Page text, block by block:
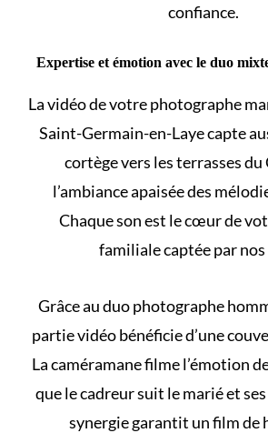
confiance.
Expertise et émotion avec le duo
La vidéo de votre photographe
Saint-Germain-en-Laye capte
cortège vers les terrasses du
l’ambiance apaisée des
Chaque son est le cœur de
familiale captée par nos
Grâce au duo photographe
partie vidéo bénéficie d’une
La caméramane filme l’émotion
que le cadreur suit le marié et
synergie garantit un film de